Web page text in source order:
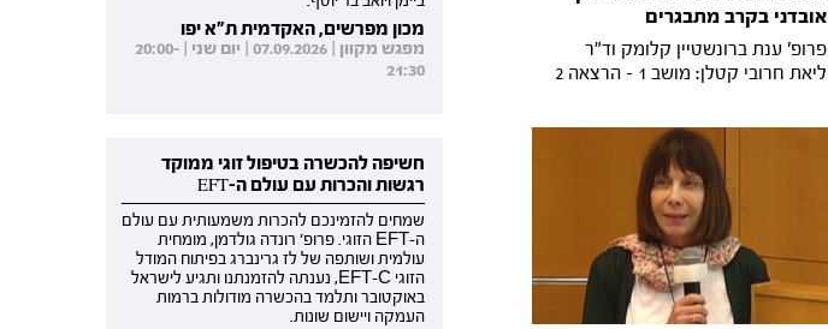
אובדני בקרב מתבגרים
פרופ' ענת ברונשטיין קלומק וד"ר
ליאת חרובי קטלן: מושב 1 - הרצאה 2
מכון מפרשים, האקדמית ת"א יפו
מפגש מקוון | 07.09.2026 | יום שני | 20:00-
21:30
חשיפה להכשרה בטיפול זוגי ממוקד
רגשות והכרות עם עולם ה-EFT
שמחים להזמינכם להכרות משמעותית עם עולם
ה-EFT הזוגי. פרופ' רונדה גולדמן, מומחית
עולמית ושותפה של לז גרינברג בפיתוח המודל
הזוגי EFT-C, נענתה להזמנתנו ותגיע לישראל
באוקטובר ותלמד בהכשרה מודולות ברמות
העמקה ויישום שונות.